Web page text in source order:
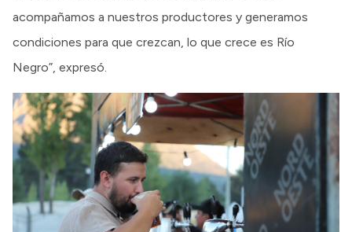
acompañamos a nuestros productores y generamos
condiciones para que crezcan, lo que crece es Río
Negro”, expresó.